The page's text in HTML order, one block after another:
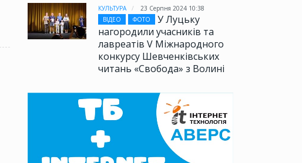
КУЛЬТУРА
23 Серпня 2024 10:38
ВІДЕО
ФОТО
У Луцьку
нагородили учасників та
лавреатів V Міжнародного
конкурсу Шевченківських
читань «Свобода» з Волині